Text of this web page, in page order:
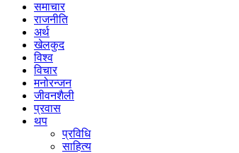
समाचार
राजनीति
अर्थ
खेलकुद
विश्व
विचार
मनोरन्जन
जीवनशैली
प्रवास
थप
प्रविधि
साहित्य